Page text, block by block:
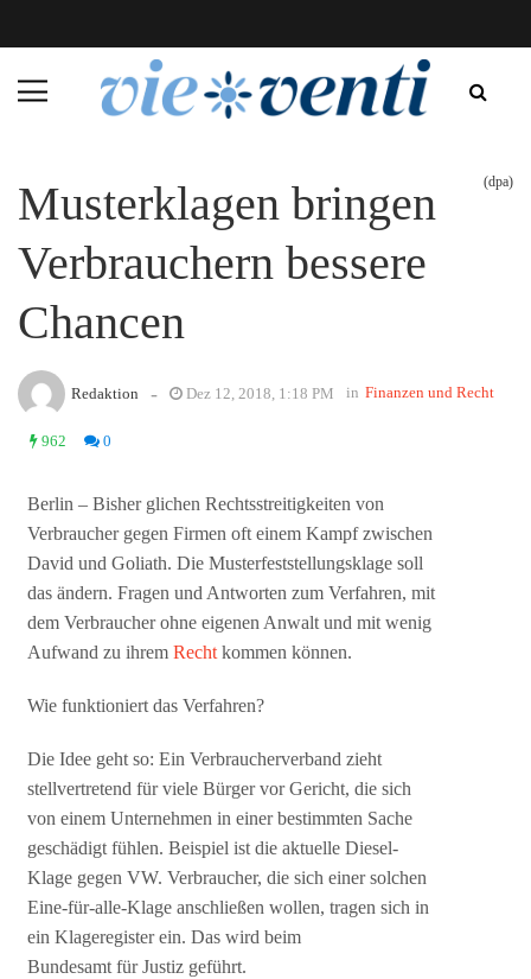
Musterklagen bringen
Verbrauchern bessere
Chancen
(dpa)
Redaktion - Dez 12, 2018, 1:18 PM in Finanzen und Recht
962 0
Berlin – Bisher glichen Rechtsstreitigkeiten von
Verbraucher gegen Firmen oft einem Kampf zwischen
David und Goliath. Die Musterfeststellungsklage soll
das ändern. Fragen und Antworten zum Verfahren, mit
dem Verbraucher ohne eigenen Anwalt und mit wenig
Aufwand zu ihremRecht kommen können.
Wie funktioniert das Verfahren?
Die Idee geht so: Ein Verbraucherverband zieht
stellvertretend für viele Bürger vor Gericht, die sich
von einem Unternehmen in einer bestimmten Sache
geschädigt fühlen. Beispiel ist die aktuelle Diesel-
Klage gegen VW. Verbraucher, die sich einer solchen
Eine-für-alle-Klage anschließen wollen, tragen sich in
ein Klageregister ein. Das wird beim
Bundesamt für Justiz geführt.